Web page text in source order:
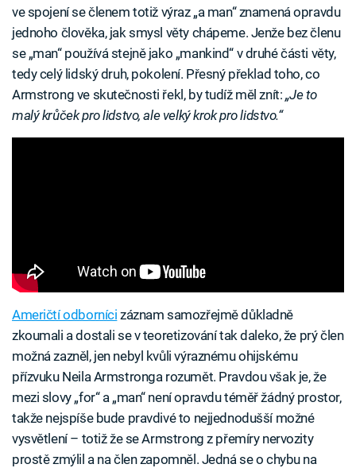
ve spojení se členem totiž výraz „a man“ znamená opravdu
jednoho člověka, jak smysl věty chápeme. Jenže bez členu
se „man“ používá stejně jako „mankind“ v druhé části věty,
tedy celý lidský druh, pokolení. Přesný překlad toho, co
Armstrong ve skutečnosti řekl, by tudíž měl znít: „Je to
malý krůček pro lidstvo, ale velký krok pro lidstvo.“
Američtí odborníci záznam samozřejmě důkladně
zkoumali a dostali se v teoretizování tak daleko, že prý člen
možná zazněl, jen nebyl kvůli výraznému ohijskému
přízvuku Neila Armstronga rozumět. Pravdou však je, že
mezi slovy „for“ a „man“ není opravdu téměř žádný prostor,
takže nejspíše bude pravdivé to nejjednodušší možné
vysvětlení – totiž že se Armstrong z přemíry nervozity
prostě zmýlil a na člen zapomněl. Jedná se o chybu na